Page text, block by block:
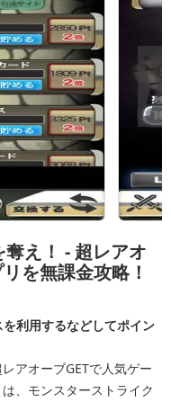
え！ - 超レアオ
を無課金攻略！
利用するなどしてポイン
アオーブGETで人気ゲー
、モンスターストライク